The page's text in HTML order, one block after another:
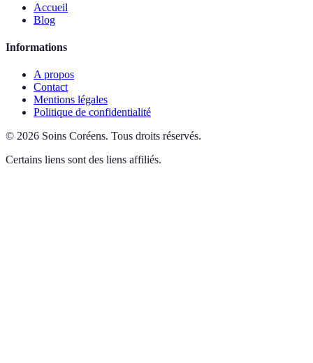
Accueil
Blog
Informations
A propos
Contact
Mentions légales
Politique de confidentialité
© 2026 Soins Coréens. Tous droits réservés.
Certains liens sont des liens affiliés.